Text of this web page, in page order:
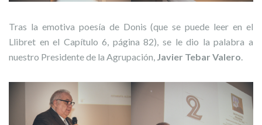
Tras la emotiva poesía de Donis (que se puede leer en el
Llibret en el Capítulo 6, página 82), se le dio la palabra a
nuestro Presidente de la Agrupación, Javier Tebar Valero.